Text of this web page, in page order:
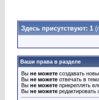
Здесь присутствуют: 1
Ваши права в разделе
Вы не можете создавать
Вы не можете отвечать в
Вы не можете прикреплять
Вы не можете